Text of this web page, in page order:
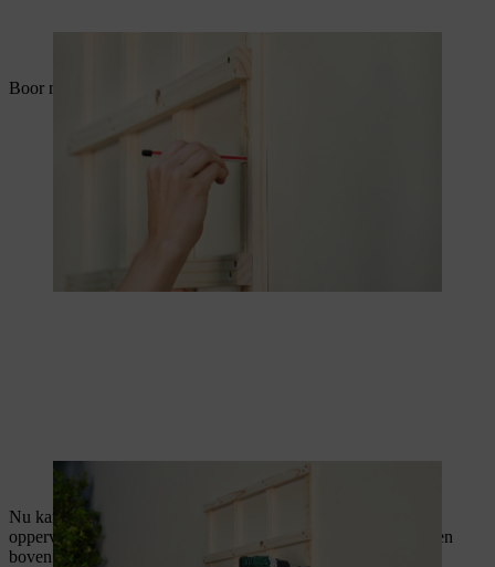
Boor nu de gaten op de juiste hoogte in de muur.
De roostersteun wordt op de juiste hoogte vastgemaakt.
Nu kan je het rek aanbrengen. Om planten tegen een groter
oppervlak te laten groeien, kun je ook meerdere rekken naast en
boven elkaar op de muur schroeven.